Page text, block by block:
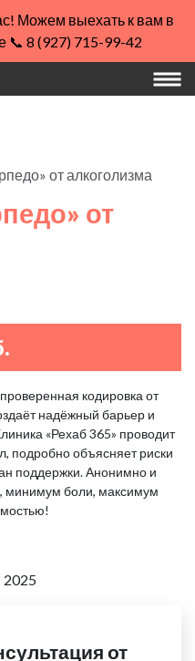
Можем выехать к вам в
📞 8 (927) 715-99-42
от алкоголизма
от
кодировка от
надёжный барьер и
«Рехаб 365» проводит
подробно объясняет риски
поддержки. Анонимно и
минимум боли, максимум
2025
от